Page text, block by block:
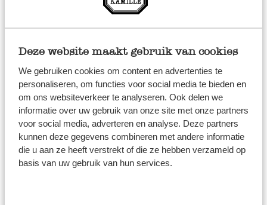
Deze website maakt gebruik van cookies
We gebruiken cookies om content en advertenties te
personaliseren, om functies voor social media te bieden en
om ons websiteverkeer te analyseren. Ook delen we
informatie over uw gebruik van onze site met onze partners
voor social media, adverteren en analyse. Deze partners
kunnen deze gegevens combineren met andere informatie
die u aan ze heeft verstrekt of die ze hebben verzameld op
basis van uw gebruik van hun services.
glijden (of waaien) de tuinkussens niet van de stoel af.
gebruiken, ziet er mooi uit het én is op een
verantwoorde manier geproduceerd. Zo kan jij er
optimaal van genieten!
De hele zomer genieten van je
tuin of balkon